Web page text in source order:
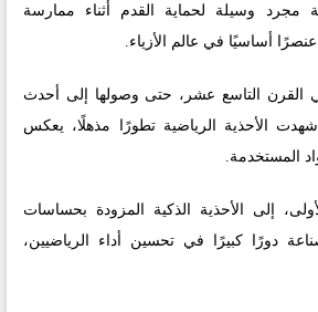
مجرد وسيلة لحماية القدم أثناء ممارسة
أساسيًا في عالم الأزياء.
في القرن التاسع عشر، حتى وصولها إلى أحدث
شهدت الأحذية الرياضية تطورًا مذهلًا، يعكس
المستخدمة.
إلى الأحذية الذكية المزودة بحساسات
دورًا كبيرًا في تحسين أداء الرياضيين،